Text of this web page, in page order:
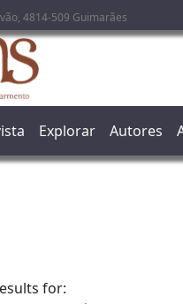
4814-509 Guimarães
Explorar Autores
for: